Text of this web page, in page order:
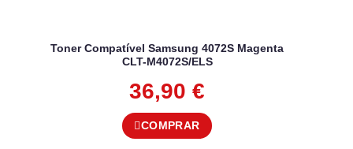
Toner Compatível Samsung 4072S Magenta
CLT-M4072S/ELS
36,90 €
COMPRAR